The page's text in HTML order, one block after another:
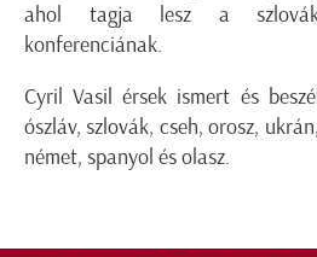
ahol tagja lesz a
konferenciának.
Cyril Vasil érsek ismert és
ószláv, szlovák, cseh, orosz,
német, spanyol és olasz.